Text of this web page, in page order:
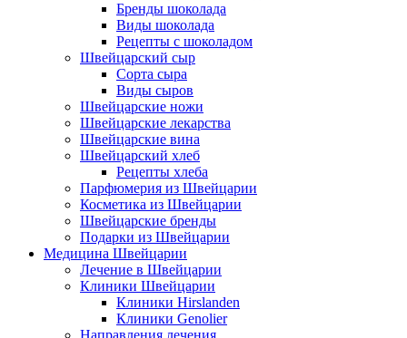
Бренды шоколада
Виды шоколада
Рецепты с шоколадом
Швейцарский сыр
Сорта сыра
Виды сыров
Швейцарские ножи
Швейцарские лекарства
Швейцарские вина
Швейцарский хлеб
Рецепты хлеба
Парфюмерия из Швейцарии
Косметика из Швейцарии
Швейцарские бренды
Подарки из Швейцарии
Медицина Швейцарии
Лечение в Швейцарии
Клиники Швейцарии
Клиники Hirslanden
Клиники Genolier